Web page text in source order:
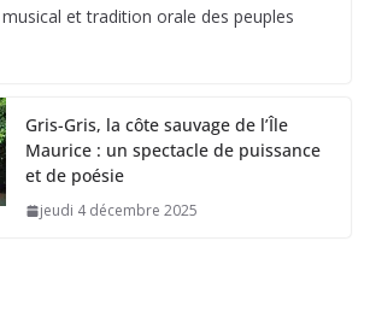
et tradition orale des peuples
Gris-Gris, la côte sauvage de l’Île
Maurice : un spectacle de puissance
et de poésie
jeudi 4 décembre 2025